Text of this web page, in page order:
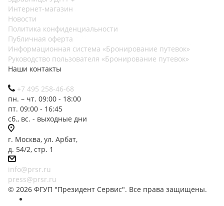
Интернет-магазин
Новости
Политика конфиденциальности
Публичная оферта
Информационная система «Бронирование путевок»
Руководство пользователя «Бронирование путевок»
Наши контакты
+7 495 258-46-68
пн. – чт. 09:00 - 18:00
пт. 09:00 - 16:45
сб., вс. - выходные дни
г. Москва, ул. Арбат,
д. 54/2, стр. 1
info@prsr.ru
press@prsr.ru
© 2026 ФГУП "Президент Сервис". Все права защищены.